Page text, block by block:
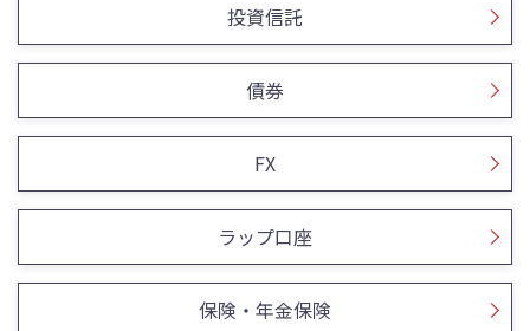
投資信託
債券
FX
ラップ口座
保険・年金保険